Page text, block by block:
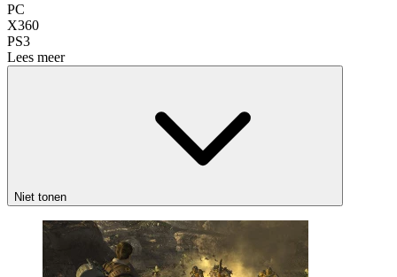
PC
X360
PS3
Lees meer
Niet tonen